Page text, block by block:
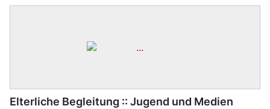
Elterliche Begleitung :: Jugend und Medien